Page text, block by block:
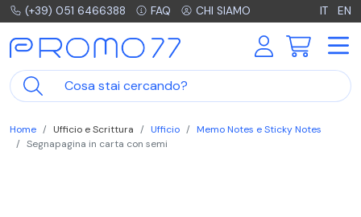
(+39) 051 6466388 FAQ CHI SIAMO IT EN
Home Ufficio e Scrittura Ufficio
Memo Notes e Sticky Notes
Segnapagina in carta con semi